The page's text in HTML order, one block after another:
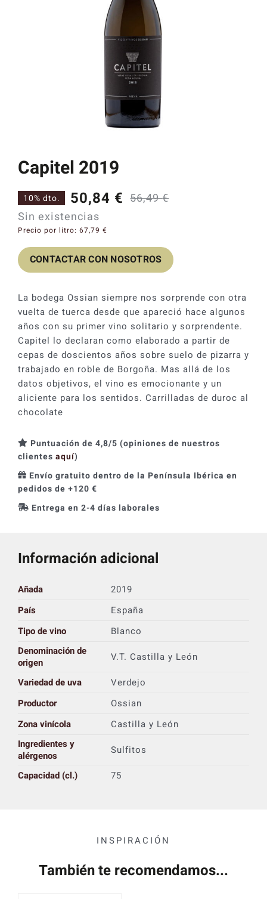
Catas y Actividades
Capitel 2019
56,49€
original
era:
56,49 €.
50,84 €
actual
es:
50,84 €.
10% dto.
Sin existencias
Precio por litro: 67,79 €
CONTACTAR CON NOSOTROS
La bodega Ossian siempre nos sorprende con otra
vuelta de tuerca desde que apareció hace algunos
años con su primer vino solitario y sorprendente.
Capitel lo declaran como elaborado a partir de
cepas de doscientos años sobre suelo de pizarra y
trabajado en roble de Borgoña. Mas allá de los
datos objetivos, el vino es emocionante y un
aliciente para los sentidos. Carrilladas de duroc al
chocolate
Puntuación de 4,8/5 (opiniones de nuestros
clientes aquí)
Envío gratuito dentro de la Península Ibérica en
pedidos de +120 €
Entrega en 2-4 días laborales
Información adicional
Añada
2019
País
España
Tipo de vino
Blanco
Denominación de
origen
V.T. Castilla y León
Variedad de uva
Verdejo
Productor
Ossian
Zona vinícola
Castilla y León
Ingredientes y
alérgenos
Sulfitos
Capacidad (cl.)
75
INSPIRACIÓN
También te recomendamos...